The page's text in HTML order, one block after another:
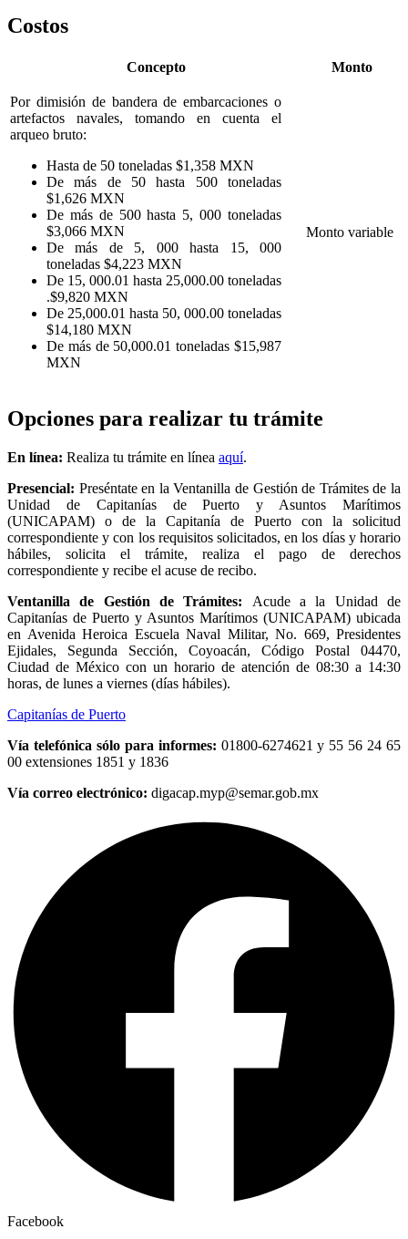
Costos
Concepto Monto
Por dimisión de bandera de embarcaciones o
artefactos navales, tomando en cuenta el
arqueo bruto:
Hasta de 50 toneladas $1,358 MXN
De más de 50 hasta 500 toneladas
$1,626 MXN
De más de 500 hasta 5, 000 toneladas
$3,066 MXN
De más de 5, 000 hasta 15, 000
toneladas $4,223 MXN
De 15, 000.01 hasta 25,000.00 toneladas
.$9,820 MXN
De 25,000.01 hasta 50, 000.00 toneladas
$14,180 MXN
De más de 50,000.01 toneladas $15,987
MXN
Monto variable
Opciones para realizar tu trámite
En línea: Realiza tu trámite en línea aquí.
Presencial: Preséntate en la Ventanilla de Gestión de Trámites de la
Unidad de Capitanías de Puerto y Asuntos Marítimos
(UNICAPAM) o de la Capitanía de Puerto con la solicitud
correspondiente y con los requisitos solicitados, en los días y horario
hábiles, solicita el trámite, realiza el pago de derechos
correspondiente y recibe el acuse de recibo.
Ventanilla de Gestión de Trámites: Acude a la Unidad de
Capitanías de Puerto y Asuntos Marítimos (UNICAPAM) ubicada
en Avenida Heroica Escuela Naval Militar, No. 669, Presidentes
Ejidales, Segunda Sección, Coyoacán, Código Postal 04470,
Ciudad de México con un horario de atención de 08:30 a 14:30
horas, de lunes a viernes (días hábiles).
Capitanías de Puerto
Vía telefónica sólo para informes: 01800-6274621 y 55 56 24 65
00 extensiones 1851 y 1836
Vía correo electrónico: digacap.myp@semar.gob.mx
Facebook